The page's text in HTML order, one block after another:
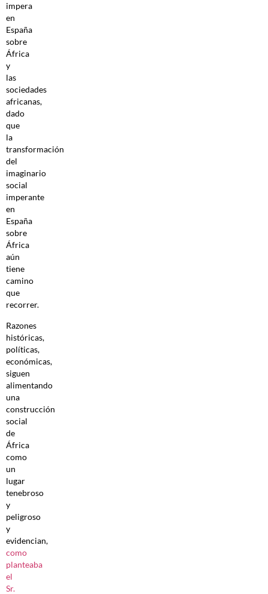
impera
en
España
sobre
África
y
las
sociedades
africanas,
dado
que
la
transformación
del
imaginario
social
imperante
en
España
sobre
África
aún
tiene
camino
que
recorrer.
Razones
históricas,
políticas,
económicas,
siguen
alimentando
una
construcción
social
de
África
como
un
lugar
tenebroso
y
peligroso
y
evidencian,
como
planteaba
el
Sr.